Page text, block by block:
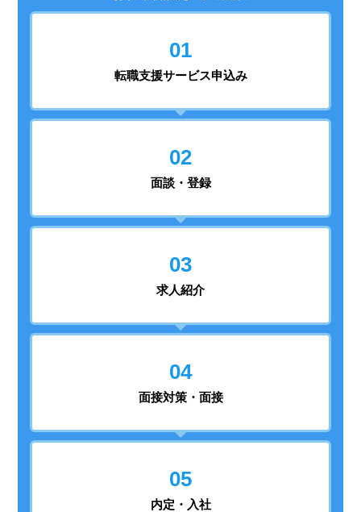
01
転職支援サービス申込み
02
面談・登録
03
求人紹介
04
面接対策・面接
05
内定・入社